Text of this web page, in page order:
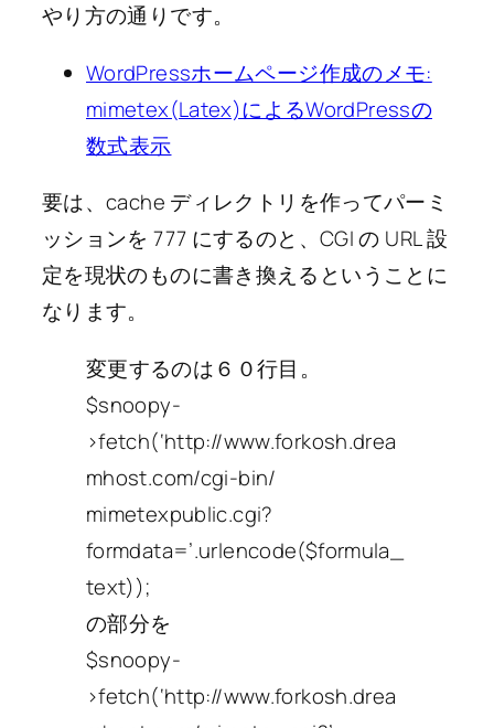
やり方の通りです。
WordPressホームページ作成のメモ:
mimetex(Latex)によるWordPressの
数式表示
要は、cache ディレクトリを作ってパーミ
ッションを 777 にするのと、CGI の URL 設
定を現状のものに書き換えるということに
なります。
変更するのは６０行目。
$snoopy-
>fetch(‘http://www.forkosh.drea
mhost.com/cgi-bin/
mimetexpublic.cgi?
formdata=’.urlencode($formula_
text));
の部分を
$snoopy-
>fetch(‘http://www.forkosh.drea